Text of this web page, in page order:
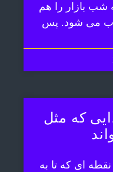
شب بازار را هم
که مثل
ای که تا به